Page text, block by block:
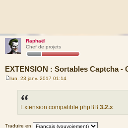
Raphaël
Chef de projets
EXTENSION : Sortables Captcha -
lun. 23 janv. 2017 01:14
Extension compatible phpBB 3.2.x.
Traduire en